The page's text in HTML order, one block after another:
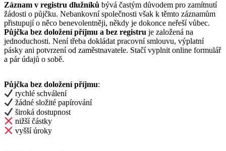
Záznam v registru dlužníků bývá častým důvodem pro zamítnutí
žádosti o půjčku. Nebankovní společnosti však k těmto záznamům
přistupují o něco benevolentněji, někdy je dokonce neřeší vůbec.
Půjčka bez doložení příjmu a bez registru je založená na
jednoduchosti. Není třeba dokládat pracovní smlouvu, výplatní
pásky ani potvrzení od zaměstnavatele. Stačí vyplnit online formulář
a pár údajů o sobě.
Půjčka bez doložení příjmu:
rychlé schválení
žádné složité papírování
široká dostupnost
nižší částky
vyšší úroky